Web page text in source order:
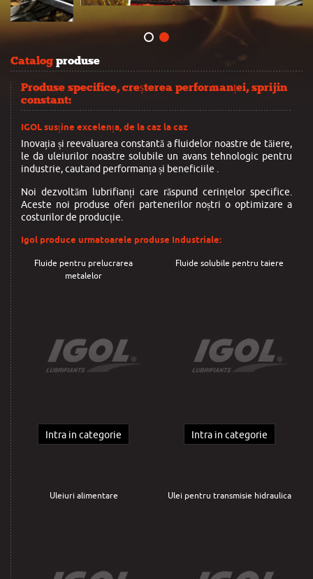
Catalog produse
Produse specifice, creșterea performanței, sprijin
constant:
IGOL susține excelența, de la caz la caz
Inovația și reevaluarea constantă a fluidelor noastre de tăiere,
le da uleiurilor noastre solubile un avans tehnologic pentru
industrie, cautand performanța și beneficiile .
Noi dezvoltăm lubrifianți care răspund cerințelor specifice.
Aceste noi produse oferi partenerilor noștri o optimizare a
costurilor de producție.
Igol produce urmatoarele produse Industriale:
Fluide pentru prelucrarea
metalelor
Intra in categorie
Fluide solubile pentru taiere
Intra in categorie
Uleiuri alimentare Ulei pentru transmisie hidraulica